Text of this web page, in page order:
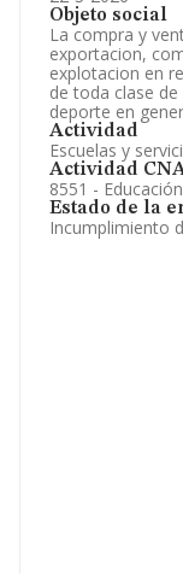
Objeto social
La compra y
exportacion,
explotacion en
de toda clase
deporte en
Actividad
Escuelas y
Actividad
8551 -
Estado de la
Incumplimiento